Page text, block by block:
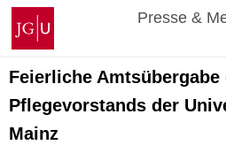
Zum
Inhalt
springen
Johannes
Gutenberg-
Universität
Mainz
Presse &
Feierliche Amtsübergabe
Pflegevorstands der
Mainz